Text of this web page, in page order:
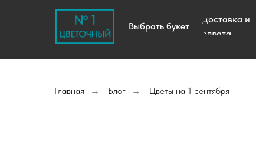
Выбрать букет
Доставка и
оплата
Главная → Блог → Цветы на 1 сентября